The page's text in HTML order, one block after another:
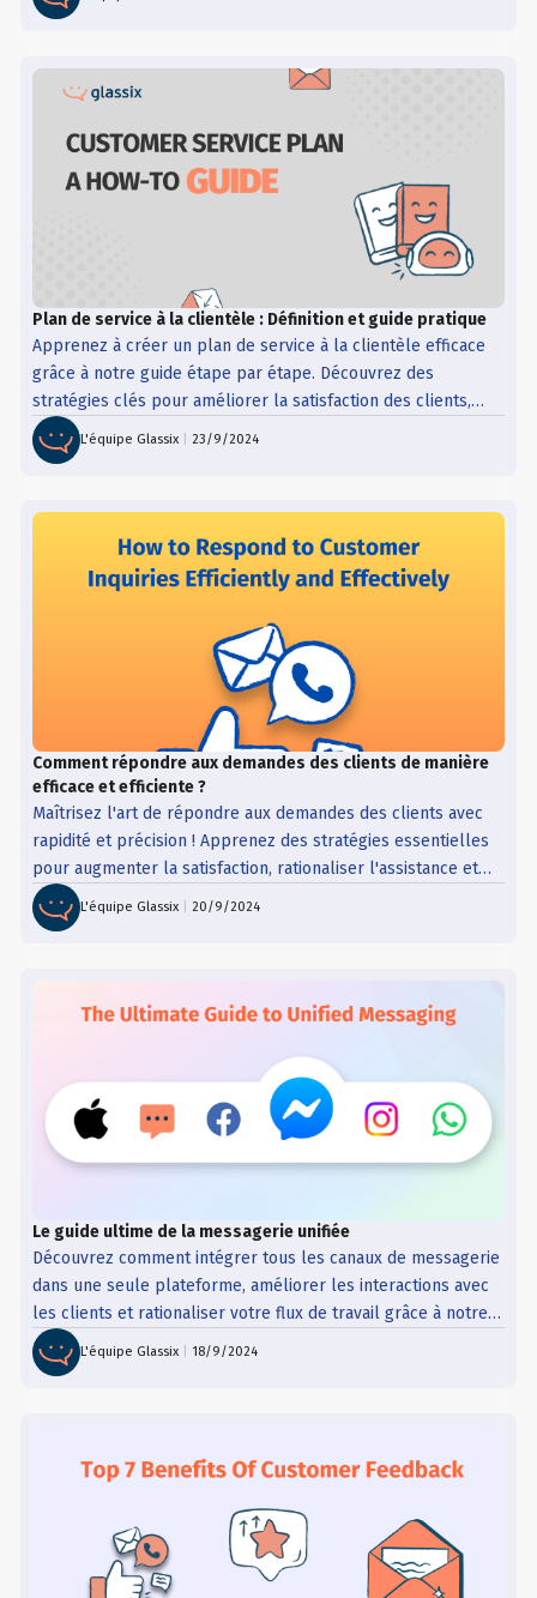
Plan de service à la clientèle : Définition et guide pratique
Apprenez à créer un plan de service à la clientèle efficace
grâce à notre guide étape par étape. Découvrez des
stratégies clés pour améliorer la satisfaction des clients,
rationaliser les processus et renforcer la fidélité grâce à
des conseils pratiques et des bonnes pratiques.
L'équipe Glassix 23/9/2024
Comment répondre aux demandes des clients de manière
efficace et efficiente ?
Maîtrisez l'art de répondre aux demandes des clients avec
rapidité et précision ! Apprenez des stratégies essentielles
pour augmenter la satisfaction, rationaliser l'assistance et
améliorer la communication !
L'équipe Glassix |20/9/2024
Le guide ultime de la messagerie unifiée
Découvrez comment intégrer tous les canaux de messagerie
dans une seule plateforme, améliorer les interactions avec
les clients et rationaliser votre flux de travail grâce à notre
Guide ultime de la messagerie unifiée !
L'équipe Glassix |18/9/2024